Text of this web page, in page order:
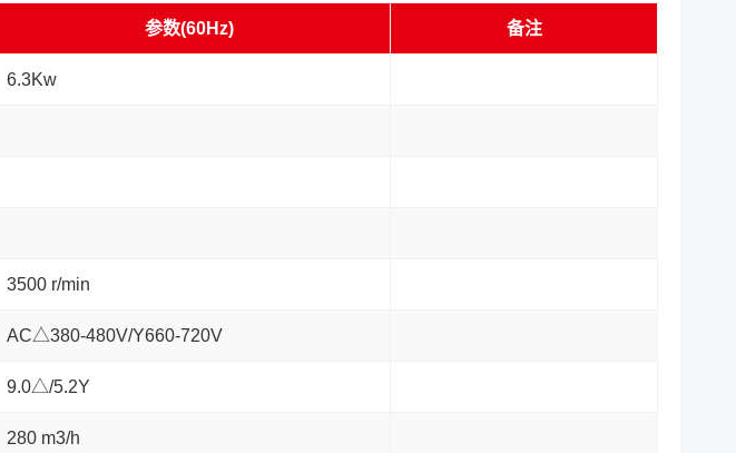
参数(60Hz) 备注
6.3Kw
3500 r/min
AC△380-480V/Y660-720V
9.0△/5.2Y
280 m3/h